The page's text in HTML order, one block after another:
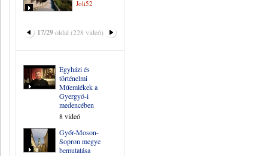
Joli52
17/29oldal (228 videó)
Egyházi és
történelmi
Műemlékek a
Gyergyó-i
medencében
8 videó
Győr-Moson-
Sopron megye
bemutatása